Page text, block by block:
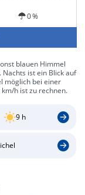
0 %
blauen Himmel
Nachts ist ein Blick auf
möglich bei einer
h ist zu rechnen.
9 h